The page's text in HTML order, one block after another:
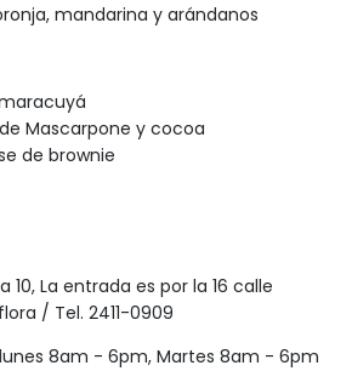
mandarina y arándanos
Mascarpone y cocoa
de brownie
10, La entrada es por la 16 calle
/ Tel. 2411-0909
8am - 6pm, Martes 8am - 6pm